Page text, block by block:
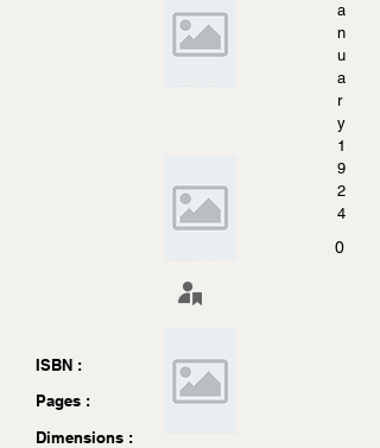
a
n
u
a
r
y
1
9
2
4
0
ISBN :
Pages :
Dimensions :